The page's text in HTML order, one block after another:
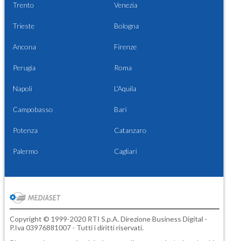
Trento Venezia
Trieste Bologna
Ancona Firenze
Perugia Roma
Napoli L'Aquila
Campobasso Bari
Potenza Catanzaro
Palermo Cagliari
Copyright © 1999-2020 RTI S.p.A. Direzione Business Digital -
P.Iva 03976881007 - Tutti i diritti riservati.